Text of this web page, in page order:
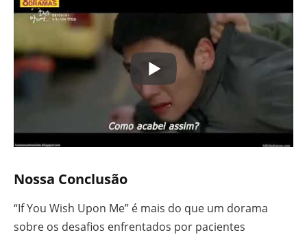
Nossa Conclusão
“If You Wish Upon Me” é mais do que um dorama
sobre os desafios enfrentados por pacientes